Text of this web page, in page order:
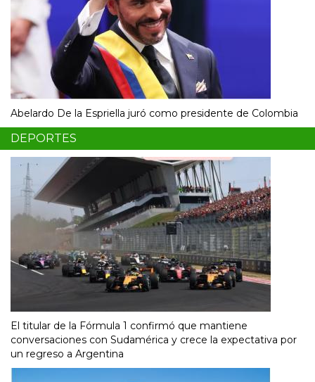
Abelardo De la Espriella juró como presidente de Colombia
DEPORTES
El titular de la Fórmula 1 confirmó que mantiene
conversaciones con Sudamérica y crece la expectativa por
un regreso a Argentina